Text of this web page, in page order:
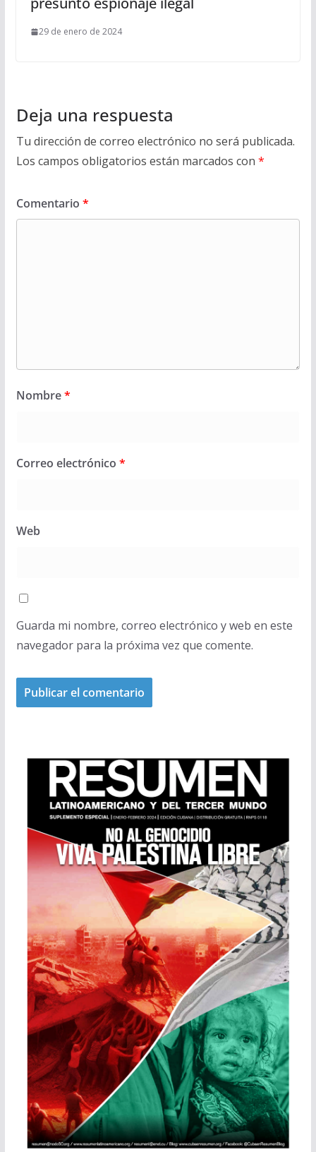
29 de enero de 2024
Deja una respuesta
Tu dirección de correo electrónico no será publicada.
Los campos obligatorios están marcados con *
Comentario *
Nombre*
Correo electrónico *
Web
Guarda mi nombre, correo electrónico y web en este
navegador para la próxima vez que comente.